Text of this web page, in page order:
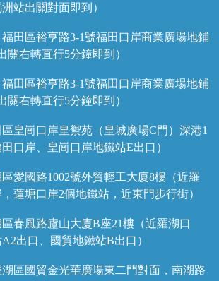
站出關對面即到）
田區裕亨路3-1號福田口岸商業廣場地鋪
關右轉直行5分鐘即到）
田區裕亨路3-1號福田口岸商業廣場地鋪
關右轉直行5分鐘即到）
皇崗口岸皇禦苑（皇城廣場C門）深港1
口岸、皇崗口岸地鐵站E出口）
愛國路1002號外貿輕工大廈8樓（近羅
蓮塘口岸2個地鐵站，近東門步行街）
春風路廬山大廈B座21樓（近羅湖口
出口、國貿地鐵站B出口）
區國貿金光華廣場東二門對面，南湖路